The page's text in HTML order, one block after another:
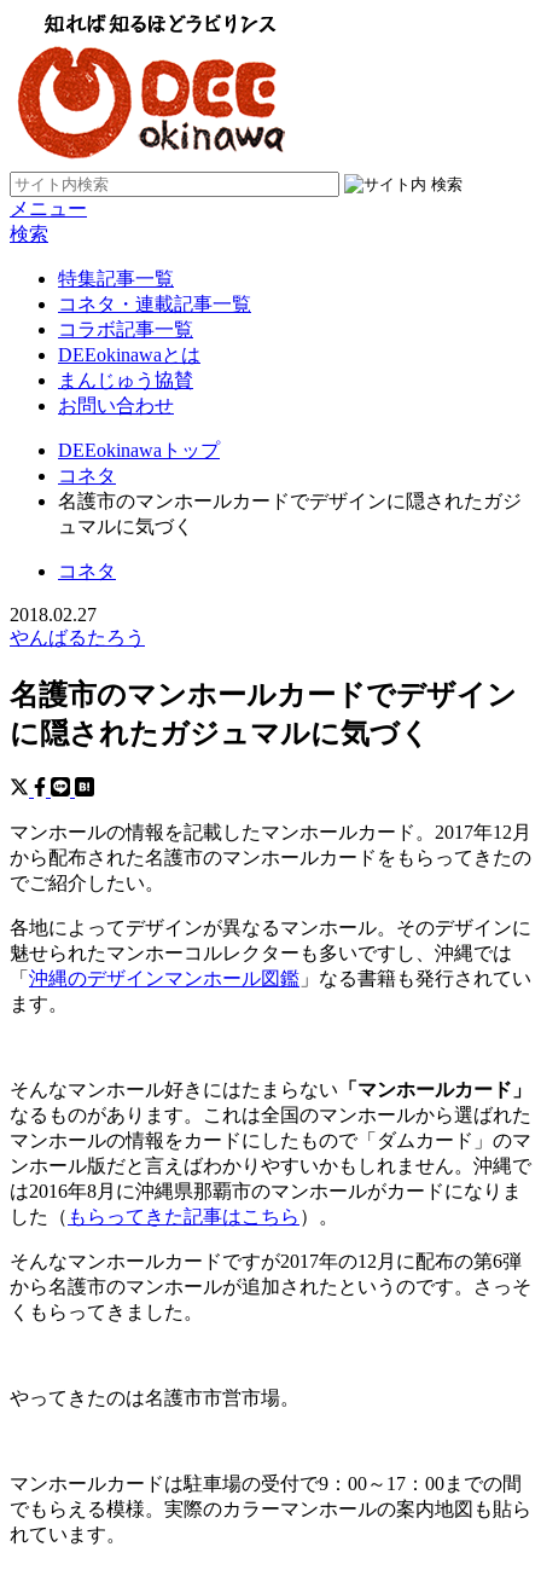
メニュー
検索
特集記事一覧
コネタ・連載記事一覧
コラボ記事一覧
DEEokinawaとは
まんじゅう協賛
お問い合わせ
DEEokinawaトップ
コネタ
名護市のマンホールカードでデザインに隠されたガジ
ュマルに気づく
コネタ
2018.02.27
やんばるたろう
名護市のマンホールカードでデザイン
に隠されたガジュマルに気づく
マンホールの情報を記載したマンホールカード。2017年12月
から配布された名護市のマンホールカードをもらってきたの
でご紹介したい。
各地によってデザインが異なるマンホール。そのデザインに
魅せられたマンホーコルレクターも多いですし、沖縄では
「 沖縄のデザインマンホール図鑑 」なる書籍も発行されてい
ます。
そんなマンホール好きにはたまらない 「マンホールカード」
なるものがあります。これは全国のマンホールから選ばれた
マンホールの情報をカードにしたもので「ダムカード」のマ
ンホール版だと言えばわかりやすいかもしれません。沖縄で
は2016年8月に沖縄県那覇市のマンホールがカードになりま
した（ もらってきた記事はこちら ）。
そんなマンホールカードですが2017年の12月に配布の第6弾
から名護市のマンホールが追加されたというのです。さっそ
くもらってきました。
やってきたのは名護市市営市場。
マンホールカードは駐車場の受付で9：00～17：00までの間
でもらえる模様。実際のカラーマンホールの案内地図も貼ら
れています。